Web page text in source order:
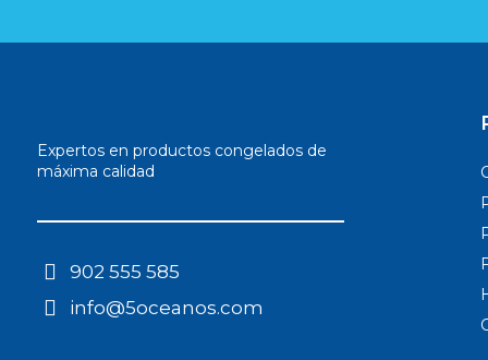
Expertos en productos congelados de
máxima calidad
902 555 585
info@5oceanos.com